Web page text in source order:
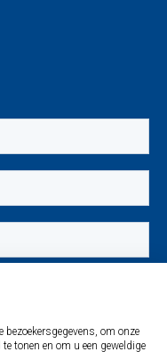
bezoekersgegevens, om onze
tonen en om u een geweldige